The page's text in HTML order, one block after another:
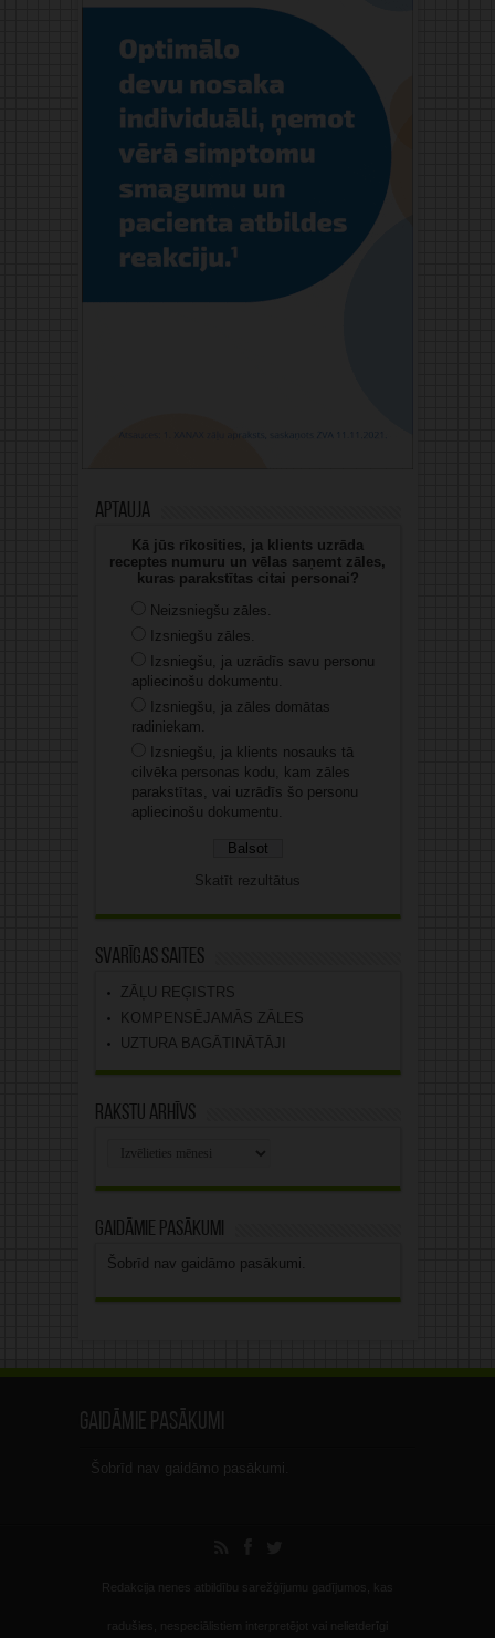
Aptauja
Kā jūs rīkosities, ja klients uzrāda
receptes numuru un vēlas saņemt zāles,
kuras parakstītas citai personai?
Neizsniegšu zāles.
Izsniegšu zāles.
Izsniegšu, ja uzrādīs savu personu
apliecinošu dokumentu.
Izsniegšu, ja zāles domātas
radiniekam.
Izsniegšu, ja klients nosauks tā
cilvēka personas kodu, kam zāles
parakstītas, vai uzrādīs šo personu
apliecinošu dokumentu.
Skatīt rezultātus
Svarīgas saites
ZĀĻU REĢISTRS
KOMPENSĒJAMĀS ZĀLES
UZTURA BAGĀTINĀTĀJI
Rakstu arhīvs
Gaidāmie pasākumi
Šobrīd nav gaidāmo pasākumi.
Gaidāmie pasākumi
Šobrīd nav gaidāmo pasākumi.